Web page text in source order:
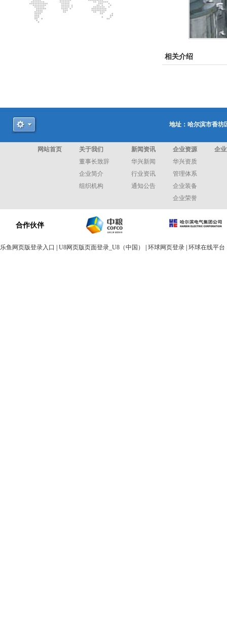
相关介绍
地址：哈尔滨市香
网站首页 关于我们 新闻资讯 企业资源
企
董事长致辞
华兴新闻
华兴资质
企业简介
行业资讯
管理体系
组织机构
通知公告
企业装备
企业荣誉
合作伙伴
乐鱼网页版登录入口 U8网页版页面登录_U8（中国） 环球网页登录 环球在线平台